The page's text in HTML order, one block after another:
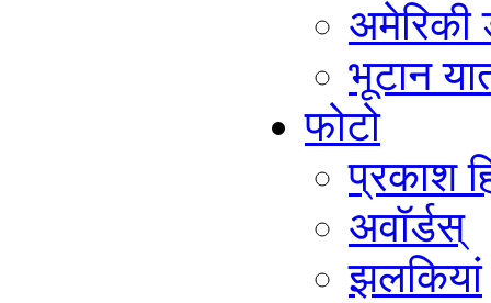
अमेरिकी
भूटान
फोटो
प्रकाश
अवॉर्डस्
झलकियां